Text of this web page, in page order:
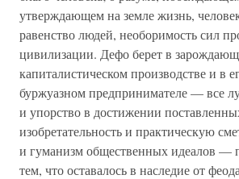
утверждающем на земле жизнь,
равенство людей, необоримость сил
цивилизации. Дефо берет в
капиталистическом производстве и в
буржуазном предпринимателе — все
и упорство в достижении
изобретательность и практическую
и гуманизм общественных идеалов —
тем, что оставалось в наследие от